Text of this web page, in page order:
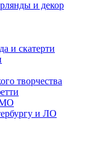
и декор
и скатерти
творчества
МО
и ЛО